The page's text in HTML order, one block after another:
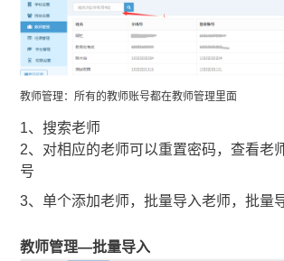
教师管理：所有的教师账号都在教师管理里面
1、搜索老师
2、对相应的老师可以重置密码，查看老
号
3、单个添加老师，批量导入老师，批量
教师管理—批量导入